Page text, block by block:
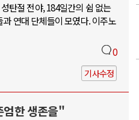
탄절 전야, 184일간의 쉼 없는
연대 단체들이 모였다. 이주노
0
기사수정
엄한 생존을"